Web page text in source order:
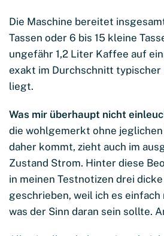
Die Maschine bereitet
Tassen oder 6 bis 15 kleine
ungefähr 1,2 Liter Kaffee auf
exakt im Durchschnitt typischer
liegt.
Was mir überhaupt nicht
die wohlgemerkt ohne
daher kommt, zieht auch im
Zustand Strom. Hinter diese
in meinen Testnotizen drei
geschrieben, weil ich es
was der Sinn daran sein sollte.